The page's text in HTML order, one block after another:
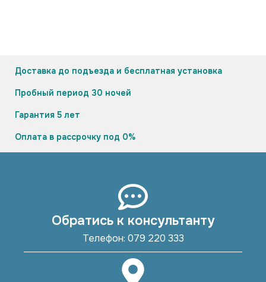
Доставка до подъезда и бесплатная установка
Пробный период 30 ночей
Гарантия 5 лет
Оплата в рассрочку под 0%
Обратись к консультанту
Телефон: 079 220 333